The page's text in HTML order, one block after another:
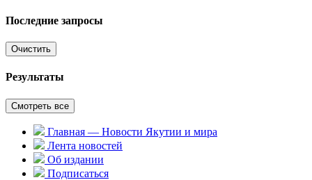
Последние запросы
Очистить
Результаты
Смотреть все
Главная — Новости Якутии и мира
Лента новостей
Об издании
Подписаться